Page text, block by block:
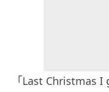
「Last Christmas